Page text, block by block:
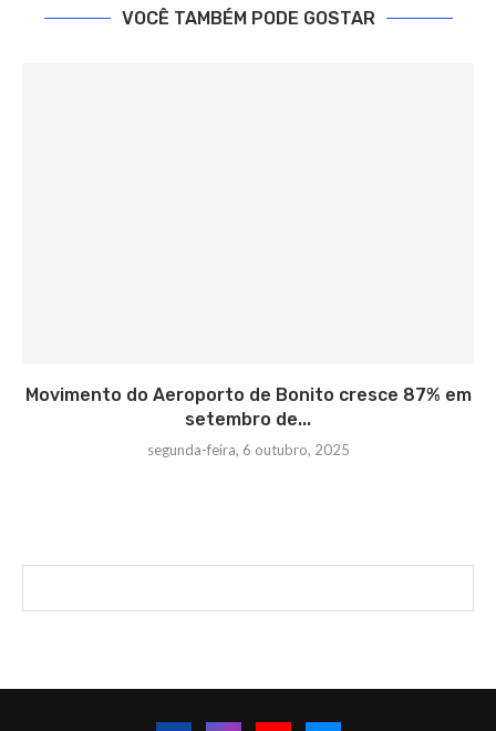
VOCÊ TAMBÉM PODE GOSTAR
Movimento do Aeroporto de Bonito cresce 87% em
setembro de...
segunda-feira, 6 outubro, 2025